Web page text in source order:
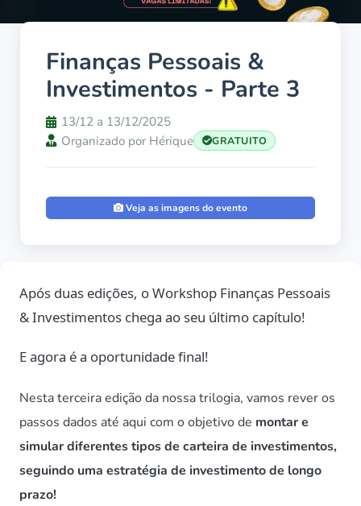
Finanças Pessoais &
Investimentos - Parte 3
13/12 a 13/12/2025
Organizado por Hérique
GRATUITO
Veja as imagens do evento
Após duas edições, o Workshop Finanças Pessoais
& Investimentos chega ao seu último capítulo!
E agora é a oportunidade final!
Nesta terceira edição da nossa trilogia, vamos rever os
passos dados até aqui com o objetivo de montar e
simular diferentes tipos de carteira de investimentos,
seguindo uma estratégia de investimento de longo
prazo!